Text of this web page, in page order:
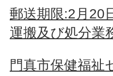
郵送期限:2月20
運搬及び処分業
門真市保健福祉